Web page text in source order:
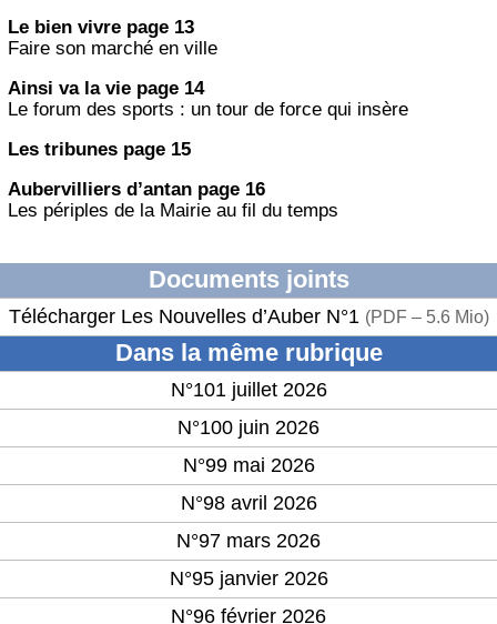
Le bien vivre page 13
Faire son marché en ville
Ainsi va la vie page 14
Le forum des sports : un tour de force qui insère
Les tribunes page 15
Aubervilliers d’antan page 16
Les périples de la Mairie au fil du temps
Documents joints
Télécharger Les Nouvelles d’Auber N°1 (PDF – 5.6 Mio)
Dans la même rubrique
N°101 juillet 2026
N°100 juin 2026
N°99 mai 2026
N°98 avril 2026
N°97 mars 2026
N°95 janvier 2026
N°96 février 2026